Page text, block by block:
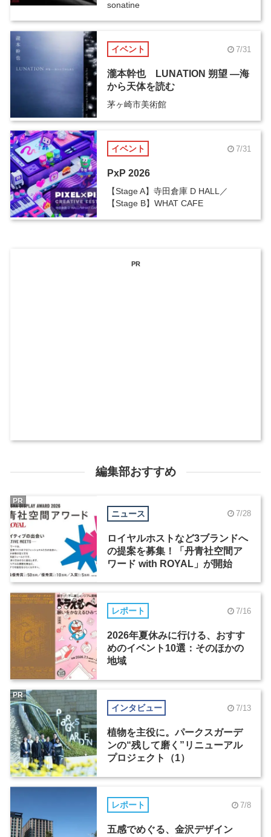
sonatine
イベント 7/31
瀧本幹也 LUNATION 朔望 ―海
から天体を読む
茅ヶ崎市美術館
イベント 7/31
PxP 2026
【Stage A】寺田倉庫 D HALL／
【Stage B】WHAT CAFE
PR
編集部おすすめ
ニュース 7/28
ロイヤルホストなど3ブランドへ
の提案を募集！「丹青社空間ア
ワード with ROYAL」が開始
PR
レポート 7/16
2026年夏休みに行ける、おすす
めのイベント10選：そのほかの
地域
インタビュー 7/13
植物を主役に。パークスガーデ
ンの“残して磨く”リニューアル
プロジェクト（1）
PR
レポート 7/8
五感でめぐる、金沢デザイン